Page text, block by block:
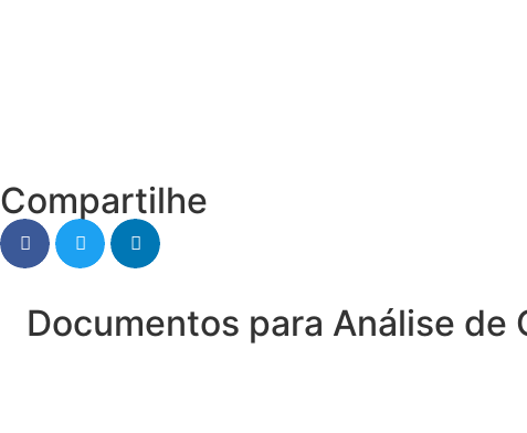
Compartilhe
Documentos para Análise